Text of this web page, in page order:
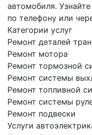
автомобиля.
по телефону или
Категории услуг
Ремонт деталей
Ремонт мотора
Ремонт тормозной
Ремонт системы
Ремонт топливной
Ремонт системы
Ремонт подвески
Услуги